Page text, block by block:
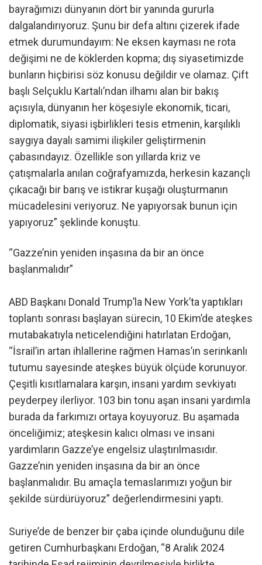
bayrağımızı dünyanın dört bir yanında gururla
dalgalandırıyoruz. Şunu bir defa altını çizerek ifade
etmek durumundayım: Ne eksen kayması ne rota
değişimi ne de köklerden kopma; dış siyasetimizde
bunların hiçbirisi söz konusu değildir ve olamaz. Çift
başlı Selçuklu Kartalı’ndan ilhamı alan bir bakış
açısıyla, dünyanın her köşesiyle ekonomik, ticari,
diplomatik, siyasi işbirlikleri tesis etmenin, karşılıklı
saygıya dayalı samimi ilişkiler geliştirmenin
çabasındayız. Özellikle son yıllarda kriz ve
çatışmalarla anılan coğrafyamızda, herkesin kazançlı
çıkacağı bir barış ve istikrar kuşağı oluşturmanın
mücadelesini veriyoruz. Ne yapıyorsak bunun için
yapıyoruz” şeklinde konuştu.
“Gazze’nin yeniden inşasına da bir an önce
başlanmalıdır”
ABD Başkanı Donald Trump’la New York’ta yaptıkları
toplantı sonrası başlayan sürecin, 10 Ekim’de ateşkes
mutabakatıyla neticelendiğini hatırlatan Erdoğan,
“İsrail’in artan ihlallerine rağmen Hamas’ın serinkanlı
tutumu sayesinde ateşkes büyük ölçüde korunuyor.
Çeşitli kısıtlamalara karşın, insani yardım sevkiyatı
peyderpey ilerliyor. 103 bin tonu aşan insani yardımla
burada da farkımızı ortaya koyuyoruz. Bu aşamada
önceliğimiz; ateşkesin kalıcı olması ve insani
yardımların Gazze’ye engelsiz ulaştırılmasıdır.
Gazze’nin yeniden inşasına da bir an önce
başlanmalıdır. Bu amaçla temaslarımızı yoğun bir
şekilde sürdürüyoruz” değerlendirmesini yaptı.
Suriye’de de benzer bir çaba içinde olunduğunu dile
getiren Cumhurbaşkanı Erdoğan, “8 Aralık 2024